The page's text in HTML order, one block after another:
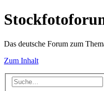
Das deutsche Forum zum
Zum Inhalt